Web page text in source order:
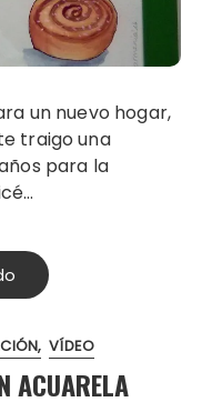
traigo una
para la
VÍDEO
ACUARELA